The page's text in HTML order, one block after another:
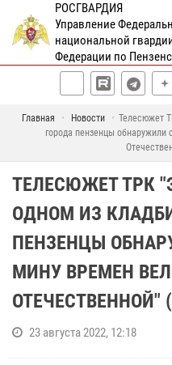
РОСГВАРДИЯ
Управление
национальной
Федерации по
Главная Новости
Телесюжет
города пензенцы
ТЕЛЕСЮЖЕТ ТРК
ОДНОМ ИЗ
ПЕНЗЕНЦЫ
МИНУ ВРЕМЕН
ОТЕЧЕСТВЕННОЙ"
23 августа 2022, 12:18